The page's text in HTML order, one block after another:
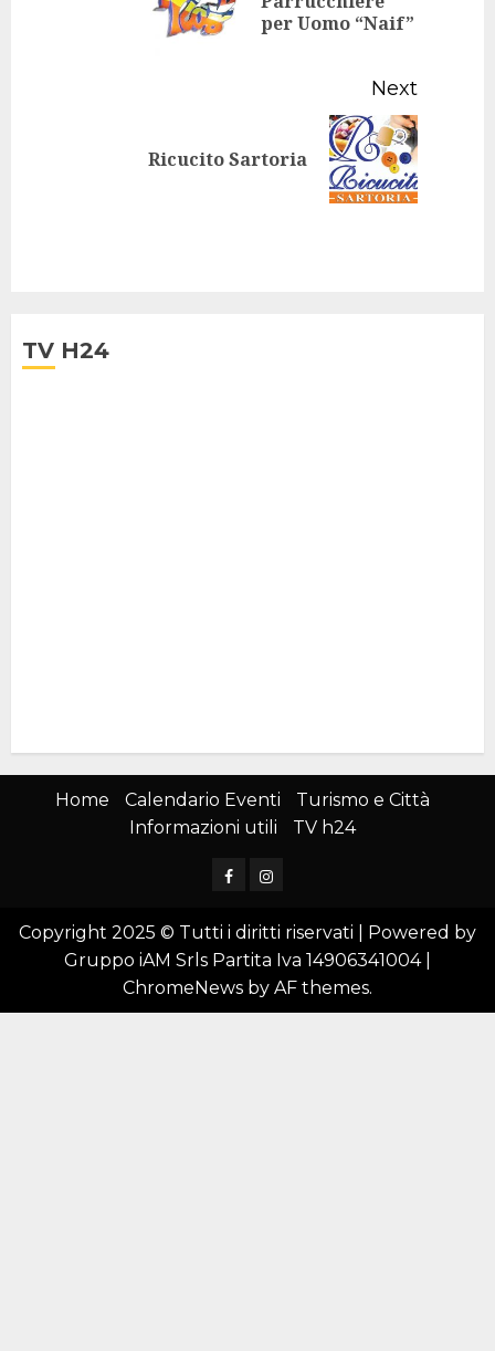
per Uomo “Naif”
Next
Ricucito Sartoria
TV H24
Home Calendario Eventi
Turismo e Città
Informazioni utili
TV h24
FacebookInstagram
Copyright 2025 © Tutti i diritti riservati | Powered by
Gruppo iAM Srls Partita Iva 14906341004
ChromeNews by AF themes.